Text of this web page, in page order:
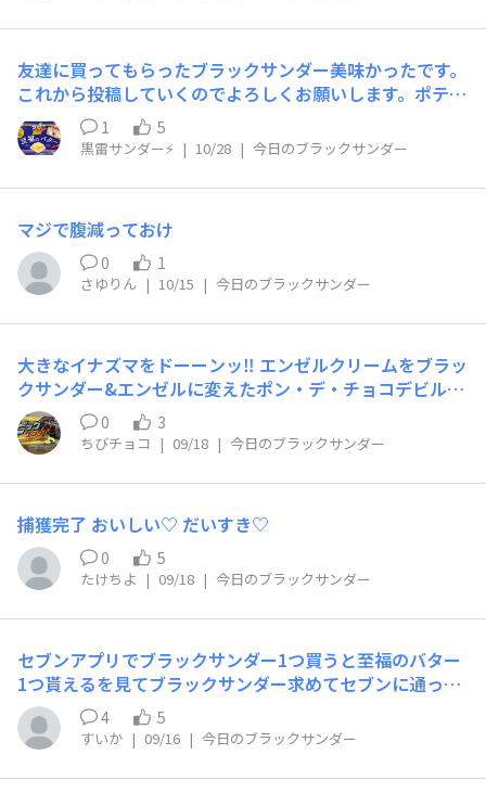
友達に買ってもらったブラックサンダー美味かったです。
これから投稿していくのでよろしくお願いします。ポテチ
は気にしないでください
1 5
黒雷サンダー⚡️ | 10/28 | 今日のブラックサンダー
マジで腹減っておけ
0 1
さゆりん | 10/15 | 今日のブラックサンダー
大きなイナズマをドーーンッ‼️ エンゼルクリームをブラッ
クサンダー&エンゼルに変えたポン・デ・チョコデビル。
ブラックサンダー&エンゼルと仲良く記念撮影🤣 ザクザク
は無かったけど安定した美味しさでした👍
0 3
ちびチョコ | 09/18 | 今日のブラックサンダー
捕獲完了 おいしい♡ だいすき♡
0 5
たけちよ | 09/18 | 今日のブラックサンダー
セブンアプリでブラックサンダー1つ買うと至福のバター
1つ貰えるを見てブラックサンダー求めてセブンに通って
ます。売り切れ店舗も多く、あるだけ買うようになりまし
た。昨日ラッキーな事に箱買いできました〜✧⁠◝⁠(⁠⁰⁠▿⁠⁰⁠)⁠◜⁠✧
レジの方も「お得ですよね〜」と共感しレシートの長さに
笑いました。 あっという間に食べてしまい又、箱買い行
4 5
すいか | 09/16 | 今日のブラックサンダー